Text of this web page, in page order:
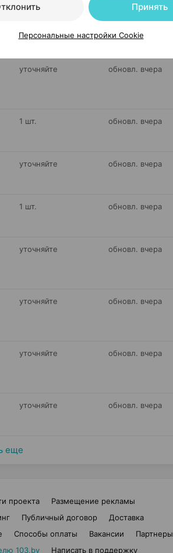
уточняйте обновл. вчера
1 шт. обновл. вчера
уточняйте обновл. вчера
1 шт. обновл. вчера
уточняйте обновл. вчера
уточняйте обновл. вчера
уточняйте обновл. вчера
уточняйте обновл. вчера
еще
проекта
Размещение рекламы
Публичный договор
Доставка
Способы оплаты Вакансии
Партнеры
103.by
Написать в поддержку
Принять
Персональные настройки Cookie